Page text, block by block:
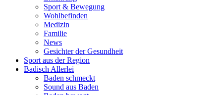
Sport & Bewegung
Wohlbefinden
Medizin
Familie
News
Gesichter der Gesundheit
Sport aus der Region
Badisch Allerlei
Baden schmeckt
Sound aus Baden